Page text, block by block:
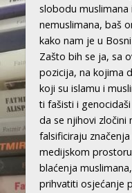
slobodu
nemuslimana, baš
kako nam je u
Zašto bih se ja, sa
pozicija, na kojima
koji su islamu i
ti fašisti i
da se njihovi zločini
falsificiraju
medijskom
blaćenja
prihvatiti osjećanje